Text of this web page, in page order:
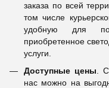
заказа по всей
том числе
удобную для
приобретенное
услуги.
Доступные цены .
нас можно на